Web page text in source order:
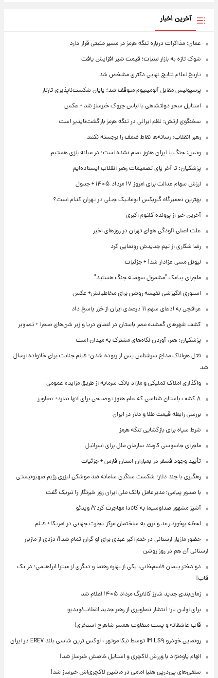
آخرین اخبار
عمان: مذاکرات درباره تنگه هرمز در مسیر مثبتی قرار دارد
شوک تازه به بازار لبنیات؛ قیمت شیر افزایش یافت
تاریخ اعلام نتایج نهایی دکتری مشخص شد
پرسپولیس مقابل آلومینیوم متوقف شد؛ پایان شکست‌ناپذیری تارتار
استایل سحر دولتشاهی با لباس چروک خبرساز شد + عکس
سخنگوی ارتش: نظم ایرانی در تنگه هرمز بازگشت‌ناپذیر است
رهبر انقلاب: رسانه‌ها نقاط ضعف را برجسته نکنند
ونس: جنگ با ایران هنوز تمام نشده است؛ در میانه بازی هستیم
پزشکیان: تا آخر پای تصمیمات رهبر انقلاب ایستاده‌ایم
ارزش سهام عدالت برای امروز ۱۷ مرداد ۱۴۰۵ + جدول
بهترین تعمیرگاه گیربکس اتوماتیک جیلی در تهران کدام است؟
آخرین خبر از پرونده کلثوم اکبری
علت اصلی آلودگی هوای تهران در روزهای اخیر
رضا شکاری از تیم جدیدش رونمایی کرد
لیونل مسی عزادار شد! + جزئیات
ماجرای پیامک "مشمول سهمیه جنگ هستید"
استوری انگیزشی نفیسه روشن برای مخاطبانش+ عکس
عراقچی به ادعای سهم ۱۱ درصدی ایران از خزر پاسخ داد
کشف شهرهای گمشده مصر باستان در اعماق دریا و زیر شن‌های صحرا + تصاویر
پزشکیان: هنر، آوردن نگاه‌های مشترک به میدان است
قتل هولناک مداح سرشناس پس از ربوده شدن؛ فیلم جنایت برای خانواده ارسال
شد
واگذاری املاک تملیکی و مازاد بانک سرمایه از طریق مزایده عمومی
۸ کشف باستان شناسی که علم هنوز توضیحی برای آنها ندارد+ تصاویر
بررسی رابطه قیمت طلا و دلار در ایران
شرط سپاه برای بازگشایی تنگه هرمز
ماجرای جاسوسی کارمند سازمان ملل برای اسرائیل
تأیید وجود فسفر در بمباران استان فارس + جزئیات
رهگیری با چند دلار؛ شکست سنگین سامانه ضد موشکی لیزری رژیم صهیونیستی
با صدور پیامی؛ مدیرعامل بانک ملی ایران روز خبرنگار را تبریک گفت
آشپز مشهور صداوسیما به کانادا مهاجرت کرد؟/ ویدئو
لحظه برخورد رعد و برق به ساختمان مرکز تجارت جهانی در آمریکا + فیلم
حضور مازیار لرستانی در ختم اکبر عبدی برای او گران تمام شد!/ دزدی از مازیار
لرستانی آن هم در روز روشن
دو دختر پیمان قاسم‌خانی، یکی از بهاره رهنما و دیگری از میترا ابراهیمی؛ در یک
قاب!
زمان‌بندی جدید شارژ کالابرگ مرداد ۱۴۰۵ اعلام شد
برای اولین بار؛ انتشار تصاویری از رهبر جدید انقلاب/ویدیو
قاب عاشقانه و پست متفاوت همسر شاهرخ استخری!
رونمایی خودرو IM LS۹ توسط نیکا موتور ، لوکس ترین شاسی بلند EREV در ایران
الهام پاوه‌نژاد با ورزش لاکچری و استایل خاصش خبرساز شد!
سلفی‌های پی‌درپی هلیا امامی در ماشین لاکچری‌اش خبرساز شد!